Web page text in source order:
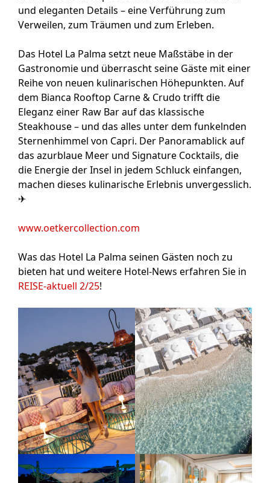
und eleganten Details – eine Verführung zum
Verweilen, zum Träumen und zum Erleben.
Das Hotel La Palma setzt neue Maßstäbe in der
Gastronomie und überrascht seine Gäste mit einer
Reihe von neuen kulinarischen Höhepunkten. Auf
dem Bianca Rooftop Carne & Crudo trifft die
Eleganz einer Raw Bar auf das klassische
Steakhouse – und das alles unter dem funkelnden
Sternenhimmel von Capri. Der Panoramablick auf
das azurblaue Meer und Signature Cocktails, die
die Energie der Insel in jedem Schluck einfangen,
machen dieses kulinarische Erlebnis unvergesslich.
✈
www.oetkercollection.com
Was das Hotel La Palma seinen Gästen noch zu
bieten hat und weitere Hotel-News erfahren Sie in
REISE-aktuell 2/25!